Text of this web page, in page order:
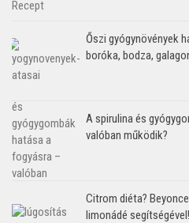
Őszi gyógynövények
boróka, bodza,
A spirulina és
valóban működik?
Citrom diéta?
limonádé segítségével!